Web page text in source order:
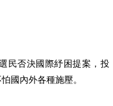
民否決國際紓困提案，投
國內外各種施壓。